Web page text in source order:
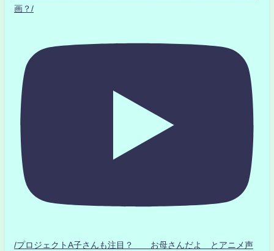
画？/
/プロジェクトA子さんも注目？ お母さんだよ とアニメ声